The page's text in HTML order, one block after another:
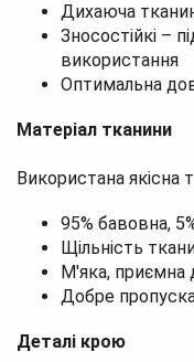
Дихаюча
Зносостійкі –
використання
Оптимальна
Матеріал тканини
Використана
95% бавовна,
Щільність
М'яка, приємна
Добре
Деталі крою